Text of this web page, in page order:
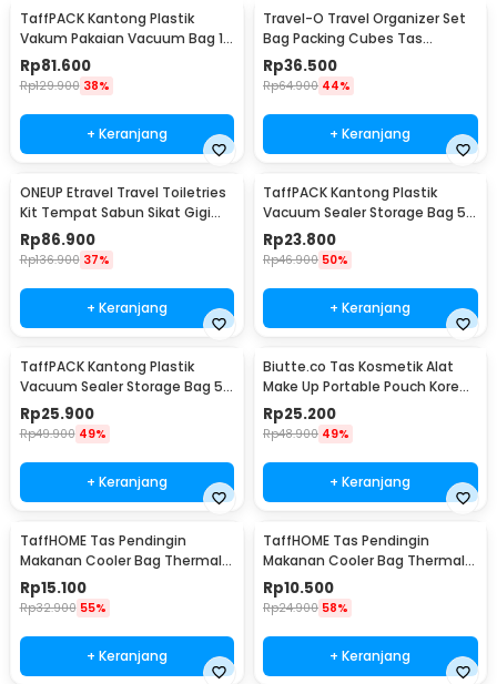
TaffPACK Kantong Plastik
Vakum Pakaian Vacuum Bag 10
PCS Hand Pump - SN09109
Rp81.600
Rp129.900 38%
+ Keranjang
Travel-O Travel Organizer Set
Bag Packing Cubes Tas
Laundry 6 PCS - BIB-650
Rp36.500
Rp64.900 44%
+ Keranjang
ONEUP Etravel Travel Toiletries
Kit Tempat Sabun Sikat Gigi
Handuk - YW46
Rp86.900
Rp136.900 37%
+ Keranjang
TaffPACK Kantong Plastik
Vacuum Sealer Storage Bag 5
PCS 35x50cm - ZKD002
Rp23.800
Rp46.900 50%
+ Keranjang
TaffPACK Kantong Plastik
Vacuum Sealer Storage Bag 5
PCS 50x70cm - ZKD002
Rp25.900
Rp49.900 49%
+ Keranjang
Biutte.co Tas Kosmetik Alat
Make Up Portable Pouch Korean
Style - B4108
Rp25.200
Rp48.900 49%
+ Keranjang
TaffHOME Tas Pendingin
Makanan Cooler Bag Thermal
Insulated Bag 6 Inch - H07
Rp15.100
Rp32.900 55%
+ Keranjang
TaffHOME Tas Pendingin
Makanan Cooler Bag Thermal
Insulated Bag 28x14x17cm -
H24
Rp10.500
Rp24.900 58%
+ Keranjang